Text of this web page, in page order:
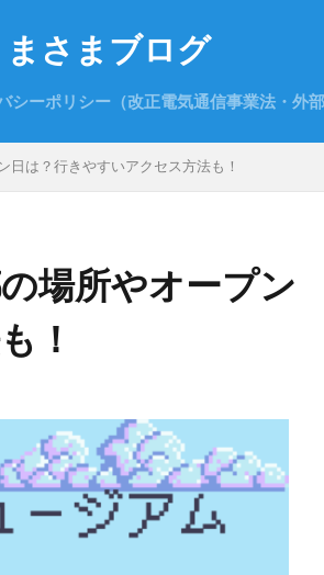
まさまブログ
シーポリシー（改正電気通信事業法・外
は？行きやすいアクセス方法も！
場所やオープン
！